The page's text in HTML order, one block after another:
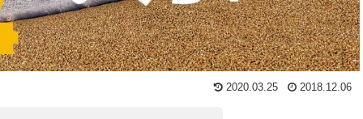
2020.03.25 2018.12.06